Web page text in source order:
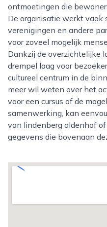
ontmoetingen die
De organisatie werkt vaak
verenigingen en andere
voor zoveel mogelijk
Dankzij de overzichtelijke
drempel laag voor
cultureel centrum in de
meer wil weten over het
voor een cursus of de
samenwerking, kan
van lindenberg aldenhof
gegevens die bovenaan